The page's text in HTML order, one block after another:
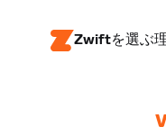
Zwiftを選ぶ